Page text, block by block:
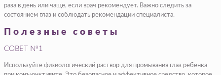
раза в день или чаще, если врач рекомендует. Важно следить за
состоянием глаз и соблюдать рекомендации специалиста.
Полезные советы
СОВЕТ №1
Используйте физиологический раствор для промывания глаз ребенка